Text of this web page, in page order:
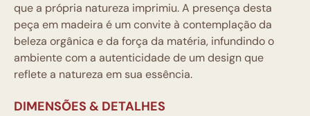
que a própria natureza imprimiu. A presença desta
peça em madeira é um convite à contemplação da
beleza orgânica e da força da matéria, infundindo o
ambiente com a autenticidade de um design que
reflete a natureza em sua essência.
DIMENSÕES & DETALHES